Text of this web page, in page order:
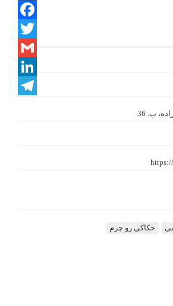
Facebook
Twitter
Gmail
LinkedIn
پ. 36
حکاکی رو چرم